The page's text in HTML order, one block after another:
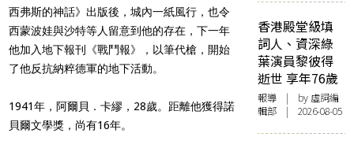
西弗斯的神話》出版後，城內一紙風行，也令
西蒙波娃與沙特等人留意到他的存在，下一年
他加入地下報刊《戰鬥報》，以筆代槍，開始
了他反抗納粹德軍的地下活動。
1941年，阿爾貝．卡繆，28歲。距離他獲得諾
貝爾文學獎，尚有16年。
香港殿堂級填
詞人、資深綠
葉演員黎彼得
逝世 享年76歲
報導 | by 虛詞編
輯部 | 2026-08-05